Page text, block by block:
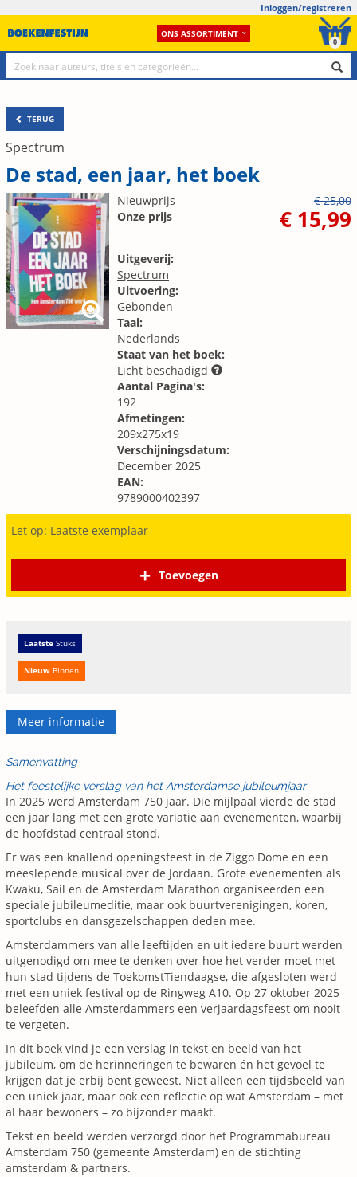
Inloggen/registreren
ONS ASSORTIMENT
0
TERUG
Spectrum
De stad, een jaar, het boek
Nieuwprijs
€ 25,00
Onze prijs
€ 15,99
Uitgeverij:
Spectrum
Uitvoering:
Gebonden
Taal:
Nederlands
Staat van het boek:
Licht beschadigd
Aantal Pagina's:
192
Afmetingen:
209x275x19
Verschijningsdatum:
December 2025
EAN:
9789000402397
Let op: Laatste exemplaar
Toevoegen
Laatste Stuks
Nieuw Binnen
Meer informatie
Samenvatting
Het feestelijke verslag van het Amsterdamse jubileumjaar
In 2025 werd Amsterdam 750 jaar. Die mijlpaal vierde de stad
een jaar lang met een grote variatie aan evenementen, waarbij
de hoofdstad centraal stond.
Er was een knallend openingsfeest in de Ziggo Dome en een
meeslepende musical over de Jordaan. Grote evenementen als
Kwaku, Sail en de Amsterdam Marathon organiseerden een
speciale jubileumeditie, maar ook buurtverenigingen, koren,
sportclubs en dansgezelschappen deden mee.
Amsterdammers van alle leeftijden en uit iedere buurt werden
uitgenodigd om mee te denken over hoe het verder moet met
hun stad tijdens de ToekomstTiendaagse, die afgesloten werd
met een uniek festival op de Ringweg A10. Op 27 oktober 2025
beleefden alle Amsterdammers een verjaardagsfeest om nooit
te vergeten.
In dit boek vind je een verslag in tekst en beeld van het
jubileum, om de herinneringen te bewaren én het gevoel te
krijgen dat je erbij bent geweest. Niet alleen een tijdsbeeld van
een uniek jaar, maar ook een reflectie op wat Amsterdam – met
al haar bewoners – zo bijzonder maakt.
Tekst en beeld werden verzorgd door het Programmabureau
Amsterdam 750 (gemeente Amsterdam) en de stichting
amsterdam & partners.